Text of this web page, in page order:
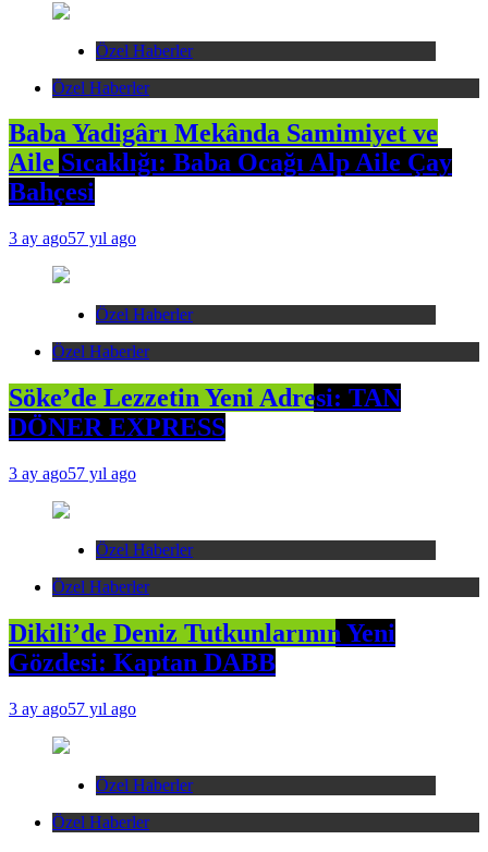
Özel Haberler
Özel Haberler
Baba Yadigârı Mekânda Samimiyet ve
Aile Sıcaklığı: Baba Ocağı Alp Aile Çay
Bahçesi
3 ay ago57 yıl ago
Özel Haberler
Özel Haberler
Söke’de Lezzetin Yeni Adresi: TAN
DÖNER EXPRESS
3 ay ago57 yıl ago
Özel Haberler
Özel Haberler
Dikili’de Deniz Tutkunlarının Yeni
Gözdesi: Kaptan DABB
3 ay ago57 yıl ago
Özel Haberler
Özel Haberler